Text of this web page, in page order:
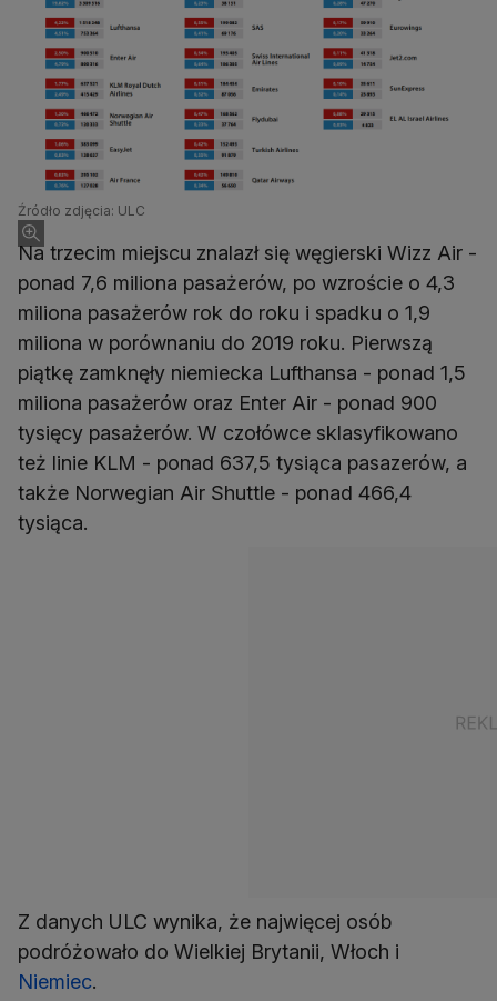
Źródło zdjęcia: ULC
Na trzecim miejscu znalazł się węgierski Wizz Air -
ponad 7,6 miliona pasażerów, po wzroście o 4,3
miliona pasażerów rok do roku i spadku o 1,9
miliona w porównaniu do 2019 roku. Pierwszą
piątkę zamknęły niemiecka Lufthansa - ponad 1,5
miliona pasażerów oraz Enter Air - ponad 900
tysięcy pasażerów. W czołówce sklasyfikowano
też linie KLM - ponad 637,5 tysiąca pasazerów, a
także Norwegian Air Shuttle - ponad 466,4
Z danych ULC wynika, że najwięcej osób
podróżowało do Wielkiej Brytanii, Włoch i
Niemiec.